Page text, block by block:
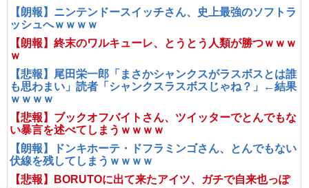
【朗報】ニンテンドースイッチさん、史上最強のソフトラ
ッシュへｗｗｗｗ
【朗報】終末のワルキューレ、とうとう人類が勝つｗｗｗ
ｗ
【悲報】尾田栄一郎「まさかシャンクスがラスボスとは誰
も思わまい」読者「シャンクスラスボスじゃね？」←結果
ｗｗｗｗ
【悲報】ブックオフバイトさん、ツイッターでとんでもな
い暴言を述べてしまうｗｗｗｗ
【朗報】ドンキホーテ・ドフラミンゴさん、とんでもない
伏線を残してしまうｗｗｗｗ
【悲報】BORUTOに出て来たアイツ、ガチで自来也っぽ